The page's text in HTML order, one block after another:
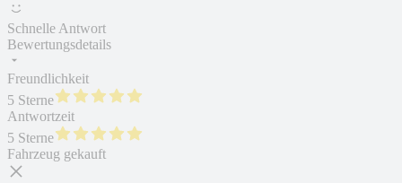
Schnelle Antwort
Bewertungsdetails
Freundlichkeit
5 Sterne
Antwortzeit
5 Sterne
Fahrzeug gekauft